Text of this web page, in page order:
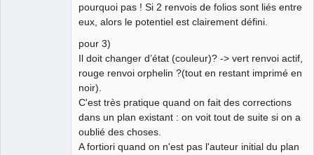
pourquoi pas ! Si 2 renvois de folios sont liés entre
eux, alors le potentiel est clairement défini.
pour 3)
Il doit changer d’état (couleur)? -> vert renvoi actif,
rouge renvoi orphelin ?(tout en restant imprimé en
noir).
C'est très pratique quand on fait des corrections
dans un plan existant : on voit tout de suite si on a
oublié des choses.
A fortiori quand on n'est pas l'auteur initial du plan